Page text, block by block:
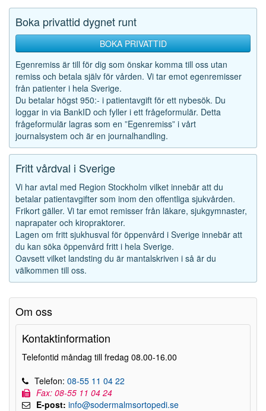
Boka privattid dygnet runt
BOKA PRIVATTID
Egenremiss är till för dig som önskar komma till oss utan
remiss och betala själv för vården. Vi tar emot egenremisser
från patienter i hela Sverige.
Du betalar högst 950:- i patientavgift för ett nybesök. Du
loggar in via BankID och fyller i ett frågeformulär. Detta
frågeformulär lagras som en ”Egenremiss” i vårt
journalsystem och är en journalhandling.
Fritt vårdval i Sverige
Vi har avtal med Region Stockholm vilket innebär att du
betalar patientavgifter som inom den offentliga sjukvården.
Frikort gäller. Vi tar emot remisser från läkare, sjukgymnaster,
naprapater och kiropraktorer.
Lagen om fritt sjukhusval för öppenvård i Sverige innebär att
du kan söka öppenvård fritt i hela Sverige.
Oavsett vilket landsting du är mantalskriven i så är du
välkommen till oss.
Om oss
Kontaktinformation
Telefontid måndag till fredag 08.00-16.00
Telefon: 08-55 11 04 22
Fax: 08-55 11 04 24
E-post: info@sodermalmsortopedi.se